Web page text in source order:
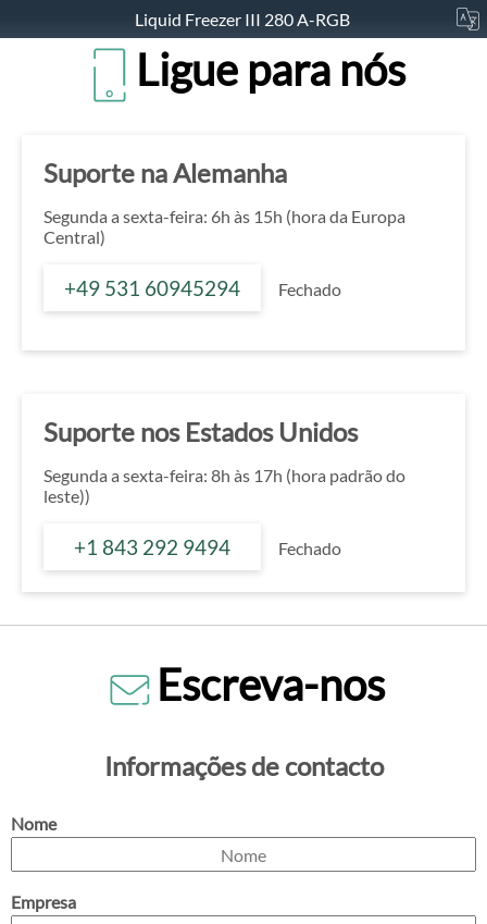
Liquid Freezer III 280 A-RGB
Ligue para nós
Suporte na Alemanha
Segunda a sexta-feira: 6h às 15h (hora da Europa
Central)
+49 531 60945294 Fechado
Suporte nos Estados Unidos
Segunda a sexta-feira: 8h às 17h (hora padrão do
leste))
+1 843 292 9494 Fechado
Escreva-nos
Informações de contacto
Nome
Empresa